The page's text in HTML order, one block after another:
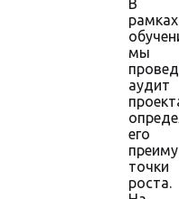
В
рамках
мы
аудит
его
точки
роста.